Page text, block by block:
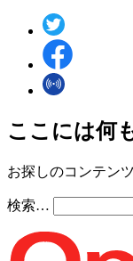
ここには何
お探しのコンテン
検索…